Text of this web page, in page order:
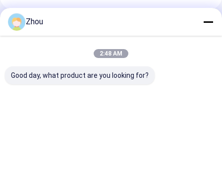
প্রস্তাবিত পণ্য
Zhou
2:48 AM
Good day, what product are you looking for?